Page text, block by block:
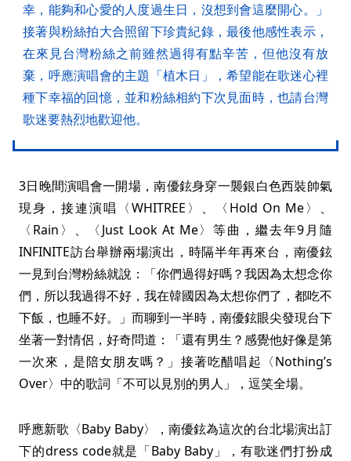
幸，能夠和心愛的人度過生日，沒想到會這麼開心。」
接著與粉絲拍大合照留下珍貴紀錄，最後他感性表示，
在來見台灣粉絲之前雖然過得有點辛苦，但他沒有放
棄，呼應演唱會的主題「植木日」，希望能在歌迷心裡
種下幸福的回憶，並和粉絲相約下次見面時，也請台灣
歌迷要熱烈地歡迎他。
3日晚間演唱會一開場，南優鉉身穿一襲銀白色西裝帥氣
現身，接連演唱〈WHITREE〉、〈Hold On Me〉、
〈Rain〉、〈Just Look At Me〉等曲，繼去年9月隨
INFINITE訪台舉辦兩場演出，時隔半年再來台，南優鉉
一見到台灣粉絲就說：「你們過得好嗎？我因為太想念你
們，所以我過得不好，我在韓國因為太想你們了，都吃不
下飯，也睡不好。」而聊到一半時，南優鉉眼尖發現台下
坐著一對情侶，好奇問道：「還有男生？感覺他好像是第
一次來，是陪女朋友嗎？」接著吃醋唱起〈Nothing’s
Over〉中的歌詞「不可以見別的男人」，逗笑全場。
呼應新歌〈Baby Baby〉，南優鉉為這次的台北場演出訂
下的dress code就是「Baby Baby」，有歌迷們打扮成